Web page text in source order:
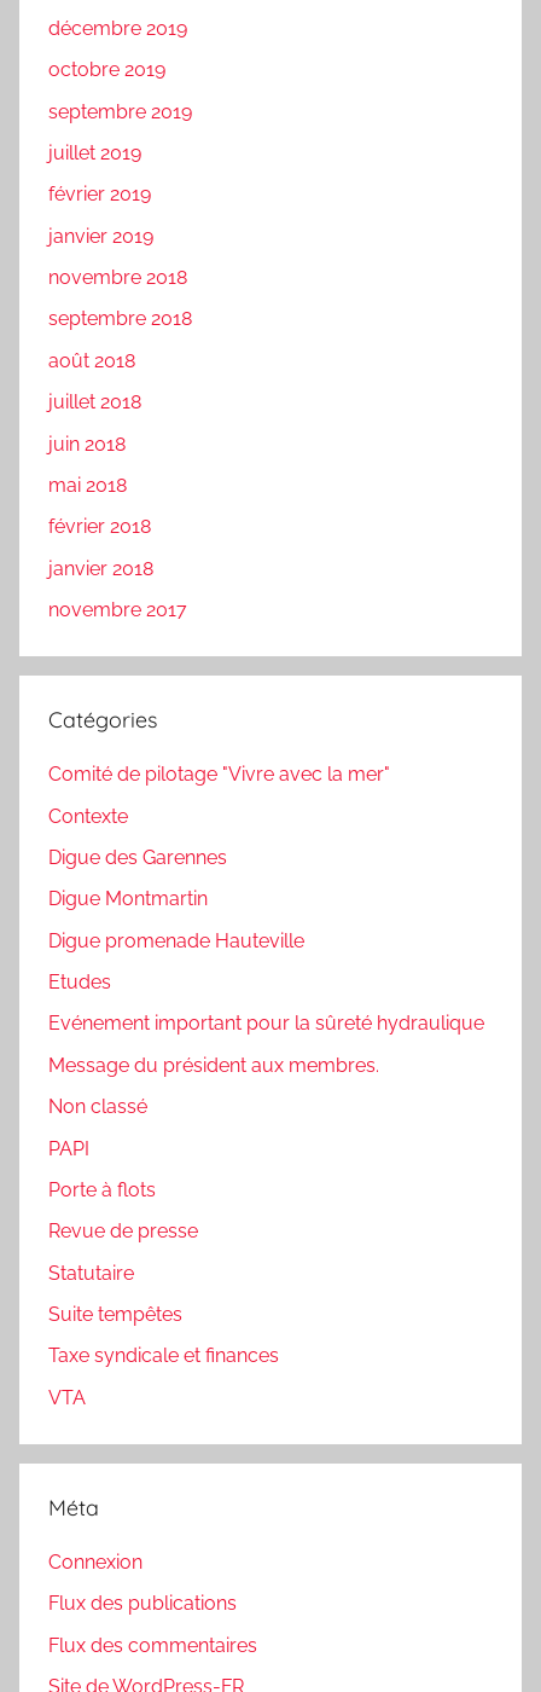
décembre 2019
octobre 2019
septembre 2019
juillet 2019
février 2019
janvier 2019
novembre 2018
septembre 2018
août 2018
juillet 2018
juin 2018
mai 2018
février 2018
janvier 2018
novembre 2017
Catégories
Comité de pilotage "Vivre avec la mer"
Contexte
Digue des Garennes
Digue Montmartin
Digue promenade Hauteville
Etudes
Evénement important pour la sûreté hydraulique
Message du président aux membres.
Non classé
PAPI
Porte à flots
Revue de presse
Statutaire
Suite tempêtes
Taxe syndicale et finances
VTA
Méta
Connexion
Flux des publications
Flux des commentaires
Site de WordPress-FR